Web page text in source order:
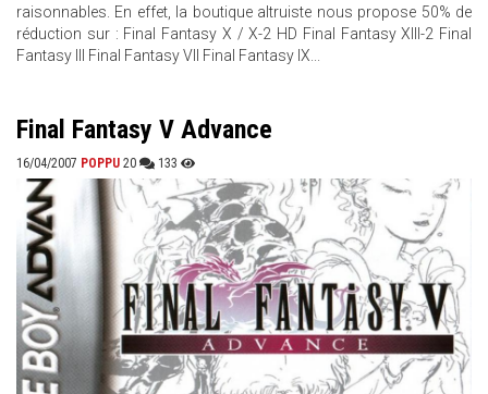
raisonnables. En effet, la boutique altruiste nous propose 50% de
réduction sur : Final Fantasy X / X-2 HD Final Fantasy XIII-2 Final
Fantasy III Final Fantasy VII Final Fantasy IX...
Final Fantasy V Advance
16/04/2007 POPPU 20 133